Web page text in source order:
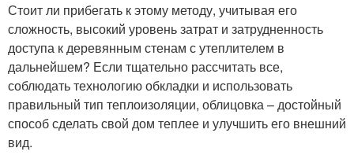
Стоит ли прибегать к этому методу, учитывая его
сложность, высокий уровень затрат и затрудненность
доступа к деревянным стенам с утеплителем в
дальнейшем? Если тщательно рассчитать все,
соблюдать технологию обкладки и использовать
правильный тип теплоизоляции, облицовка – достойный
способ сделать свой дом теплее и улучшить его внешний
вид.